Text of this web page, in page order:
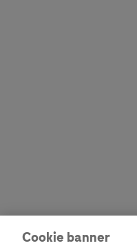
Cookie banner